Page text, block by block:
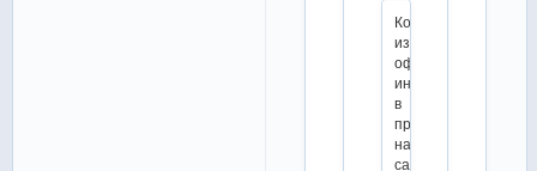
Когда
изменится
официальная
инфа
в
профилях
на
сайте